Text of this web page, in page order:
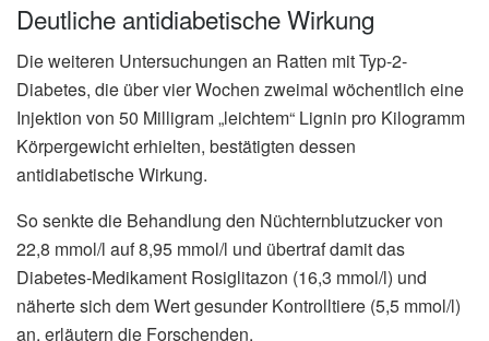
Deutliche antidiabetische Wirkung
Die weiteren Untersuchungen an Ratten mit Typ-2-
Diabetes, die über vier Wochen zweimal wöchentlich eine
Injektion von 50 Milligram „leichtem“ Lignin pro Kilogramm
Körpergewicht erhielten, bestätigten dessen
antidiabetische Wirkung.
So senkte die Behandlung den Nüchternblutzucker von
22,8 mmol/l auf 8,95 mmol/l und übertraf damit das
Diabetes-Medikament Rosiglitazon (16,3 mmol/l) und
näherte sich dem Wert gesunder Kontrolltiere (5,5 mmol/l)
an, erläutern die Forschenden.